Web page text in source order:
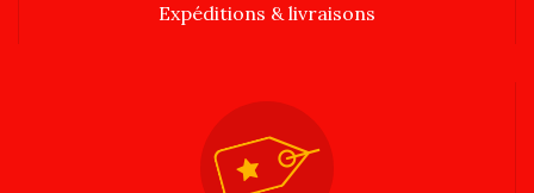
Expéditions & livraisons